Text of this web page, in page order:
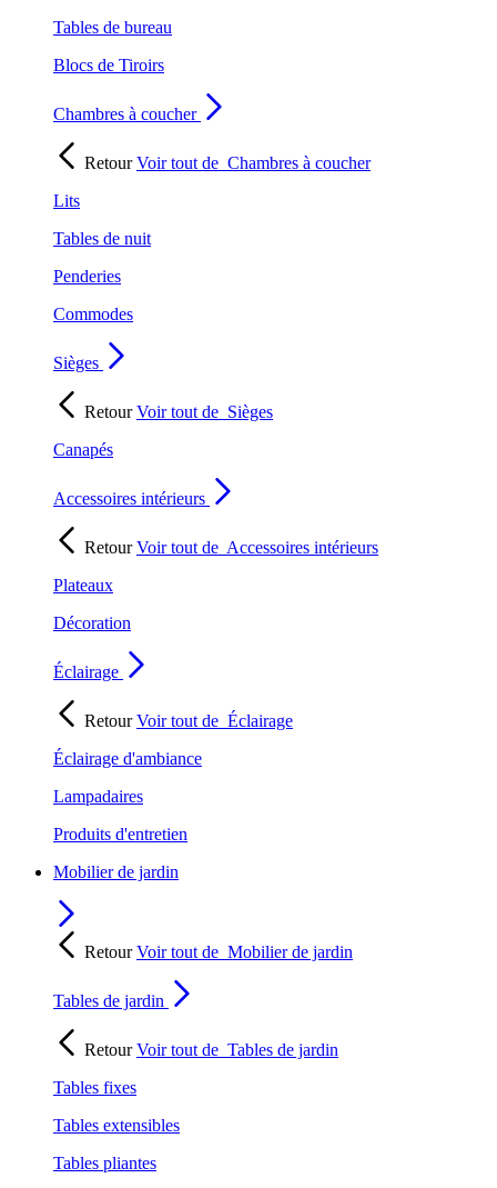
Tables de bureau
Blocs de Tiroirs
Chambres à coucher
RetourVoir tout de Chambres à coucher
Lits
Tables de nuit
Penderies
Commodes
Sièges
RetourVoir tout de Sièges
Canapés
Accessoires intérieurs
RetourVoir tout de Accessoires intérieurs
Plateaux
Décoration
Éclairage
RetourVoir tout de Éclairage
Éclairage d'ambiance
Lampadaires
Produits d'entretien
Mobilier de jardin
RetourVoir tout de Mobilier de jardin
Tables de jardin
RetourVoir tout de Tables de jardin
Tables fixes
Tables extensibles
Tables pliantes